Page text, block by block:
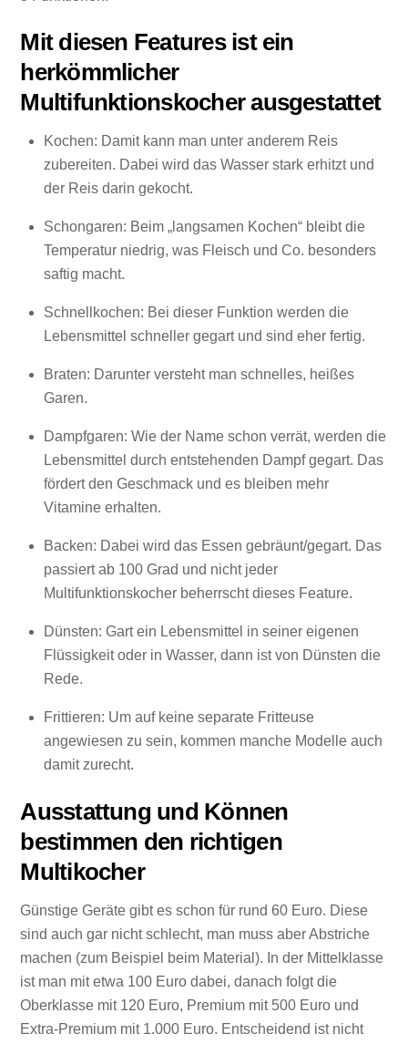
Mit diesen Features ist ein
herkömmlicher
Multifunktionskocher ausgestattet
Kochen: Damit kann man unter anderem Reis
zubereiten. Dabei wird das Wasser stark erhitzt und
der Reis darin gekocht.
Schongaren: Beim „langsamen Kochen“ bleibt die
Temperatur niedrig, was Fleisch und Co. besonders
saftig macht.
Schnellkochen: Bei dieser Funktion werden die
Lebensmittel schneller gegart und sind eher fertig.
Braten: Darunter versteht man schnelles, heißes
Garen.
Dampfgaren: Wie der Name schon verrät, werden die
Lebensmittel durch entstehenden Dampf gegart. Das
fördert den Geschmack und es bleiben mehr
Vitamine erhalten.
Backen: Dabei wird das Essen gebräunt/gegart. Das
passiert ab 100 Grad und nicht jeder
Multifunktionskocher beherrscht dieses Feature.
Dünsten: Gart ein Lebensmittel in seiner eigenen
Flüssigkeit oder in Wasser, dann ist von Dünsten die
Rede.
Frittieren: Um auf keine separate Fritteuse
angewiesen zu sein, kommen manche Modelle auch
damit zurecht.
Ausstattung und Können
bestimmen den richtigen
Multikocher
Günstige Geräte gibt es schon für rund 60 Euro. Diese
sind auch gar nicht schlecht, man muss aber Abstriche
machen (zum Beispiel beim Material). In der Mittelklasse
ist man mit etwa 100 Euro dabei, danach folgt die
Oberklasse mit 120 Euro, Premium mit 500 Euro und
Extra-Premium mit 1.000 Euro. Entscheidend ist nicht